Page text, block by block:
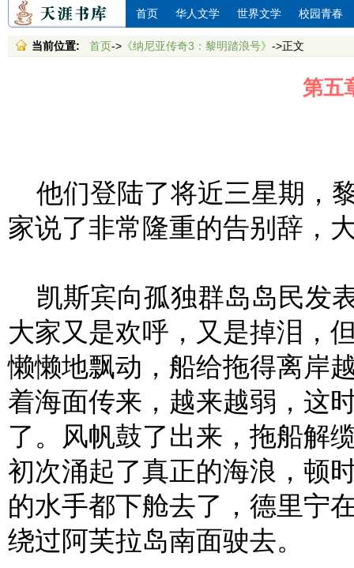
首页 华人文学 世界文学 校园青春
当前位置: 首页-> 《纳尼亚传奇3：黎明踏浪号》 ->正文
第五
他们登陆了将近三星期，
家说了非常隆重的告别辞，
凯斯宾向孤独群岛岛民发
大家又是欢呼，又是掉泪，
懒懒地飘动，船给拖得离岸
着海面传来，越来越弱，这
了。风帆鼓了出来，拖船解
初次涌起了真正的海浪，顿
的水手都下舱去了，德里宁
绕过阿芙拉岛南面驶去。